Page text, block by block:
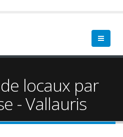
locaux par
- Vallauris